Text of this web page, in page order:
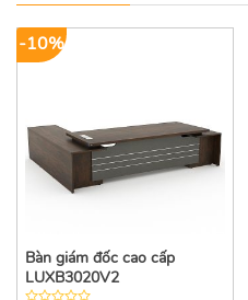
-10%
Bàn giám đốc cao cấp
LUXB3020V2